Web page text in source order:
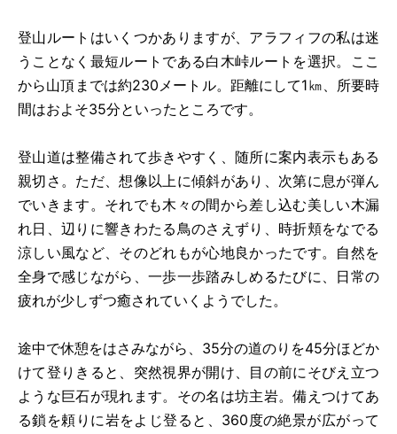
登山ルートはいくつかありますが、アラフィフの私は迷
うことなく最短ルートである白木峠ルートを選択。ここ
から山頂までは約230メートル。距離にして1㎞、所要時
間はおよそ35分といったところです。
登山道は整備されて歩きやすく、随所に案内表示もある
親切さ。ただ、想像以上に傾斜があり、次第に息が弾ん
でいきます。それでも木々の間から差し込む美しい木漏
れ日、辺りに響きわたる鳥のさえずり、時折頬をなでる
涼しい風など、そのどれもが心地良かったです。自然を
全身で感じながら、一歩一歩踏みしめるたびに、日常の
疲れが少しずつ癒されていくようでした。
途中で休憩をはさみながら、35分の道のりを45分ほどか
けて登りきると、突然視界が開け、目の前にそびえ立つ
ような巨石が現れます。その名は坊主岩。備えつけてあ
る鎖を頼りに岩をよじ登ると、360度の絶景が広がって